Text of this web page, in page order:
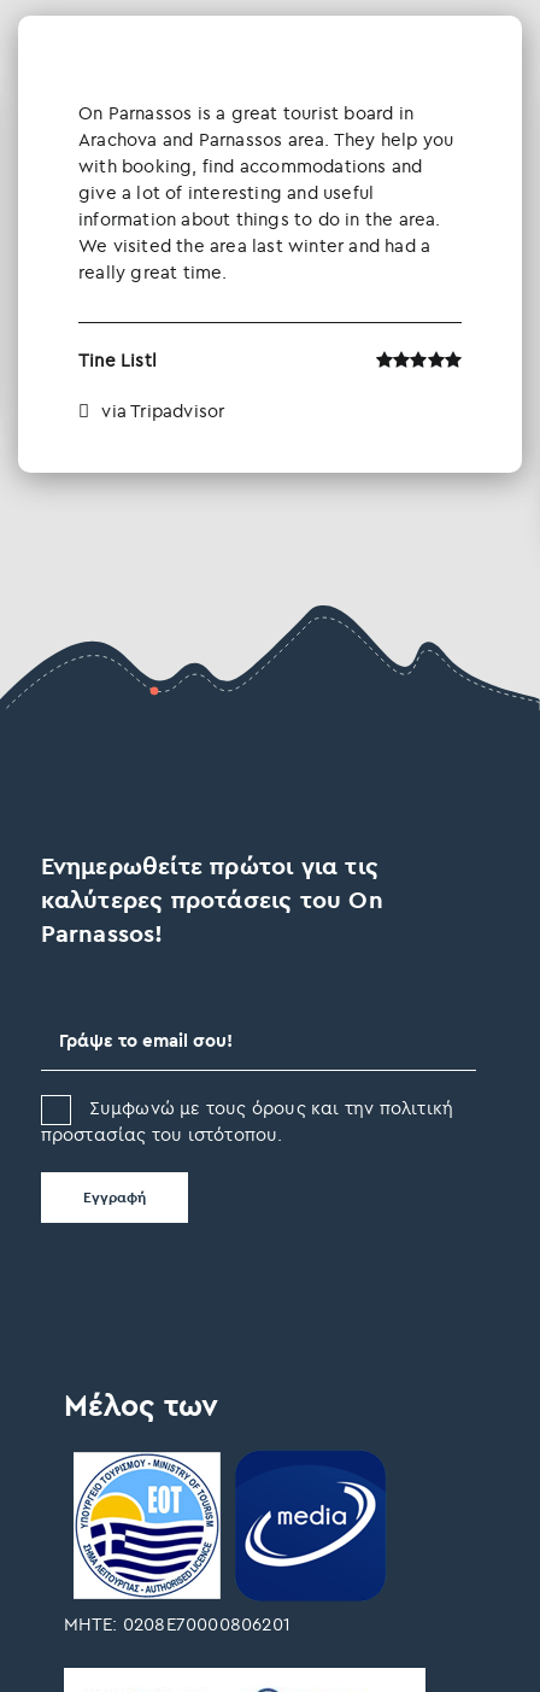
Οn Parnassos is a great tourist board in
Arachova and Parnassos area. They help you
with booking, find accommodations and
give a lot of interesting and useful
information about things to do in the area.
We visited the area last winter and had a
really great time.
Tine Listl
via Tripadvisor
Ενημερωθείτε πρώτοι για τις
καλύτερες προτάσεις του On
Parnassos!
Συμφωνώ με τους όρους και την πολιτική
προστασίας του ιστότοπου.
Μέλος των
ΜΗΤΕ: 0208Ε70000806201